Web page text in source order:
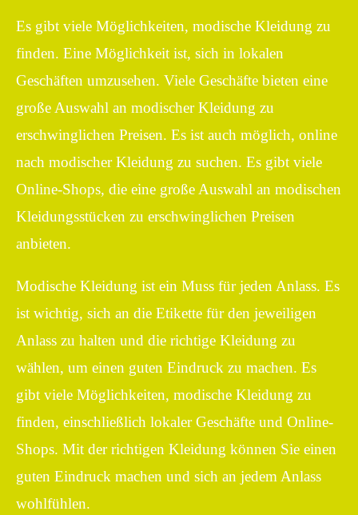
Es gibt viele Möglichkeiten, modische Kleidung zu
finden. Eine Möglichkeit ist, sich in lokalen
Geschäften umzusehen. Viele Geschäfte bieten eine
große Auswahl an modischer Kleidung zu
erschwinglichen Preisen. Es ist auch möglich, online
nach modischer Kleidung zu suchen. Es gibt viele
Online-Shops, die eine große Auswahl an modischen
Kleidungsstücken zu erschwinglichen Preisen
anbieten.
Modische Kleidung ist ein Muss für jeden Anlass. Es
ist wichtig, sich an die Etikette für den jeweiligen
Anlass zu halten und die richtige Kleidung zu
wählen, um einen guten Eindruck zu machen. Es
gibt viele Möglichkeiten, modische Kleidung zu
finden, einschließlich lokaler Geschäfte und Online-
Shops. Mit der richtigen Kleidung können Sie einen
guten Eindruck machen und sich an jedem Anlass
wohlfühlen.